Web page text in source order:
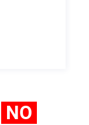
NO